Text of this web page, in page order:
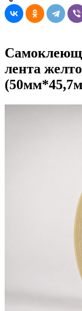
лента